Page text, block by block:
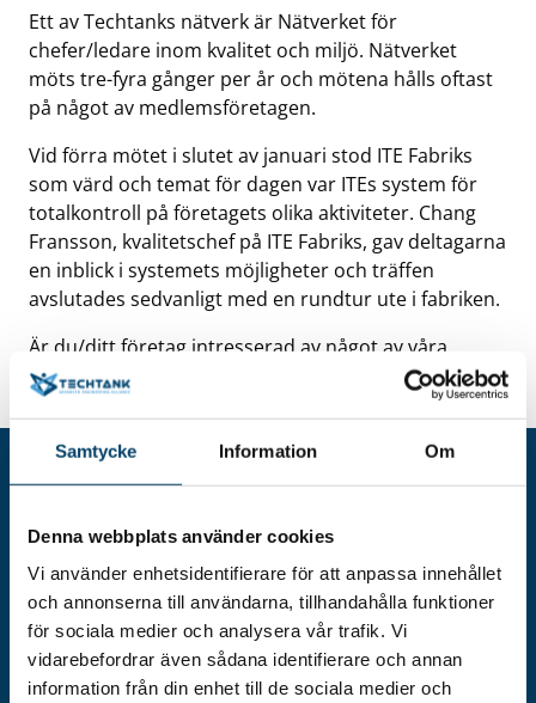
Samtycke Information Om
Denna webbplats använder cookies
Vi använder enhetsidentifierare för att anpassa innehållet
och annonserna till användarna, tillhandahålla funktioner
för sociala medier och analysera vår trafik. Vi
vidarebefordrar även sådana identifierare och annan
information från din enhet till de sociala medier och
Ett av Techtanks nätverk är Nätverket för
chefer/ledare inom kvalitet och miljö. Nätverket
möts tre-fyra gånger per år och mötena hålls oftast
på något av medlemsföretagen.
Vid förra mötet i slutet av januari stod ITE Fabriks
som värd och temat för dagen var ITEs system för
totalkontroll på företagets olika aktiviteter. Chang
Fransson, kvalitetschef på ITE Fabriks, gav deltagarna
en inblick i systemets möjligheter och träffen
avslutades sedvanligt med en rundtur ute i fabriken.
Är du/ditt företag intresserad av något av våra
nätverk?Läs mer om dem här >>